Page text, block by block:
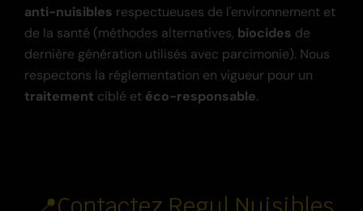
anti-nuisibles respectueuses de l'environnement et
de la santé (méthodes alternatives, biocides de
dernière génération utilisés avec parcimonie). Nous
respectons la réglementation en vigueur pour un
traitement ciblé et éco-responsable.